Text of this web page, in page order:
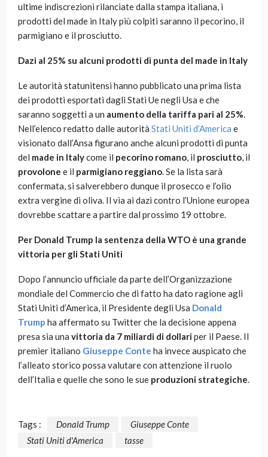
ultime indiscrezioni rilanciate dalla stampa italiana, i
prodotti del made in Italy più colpiti saranno il pecorino, il
parmigiano e il prosciutto.
Dazi al 25% su alcuni prodotti di punta del made in Italy
Le autorità statunitensi hanno pubblicato una prima lista
dei prodotti esportati dagli Stati Ue negli Usa e che
saranno soggetti a un aumento della tariffa pari al 25%.
Nell’elenco redatto dalle autorità Stati Uniti d’America e
visionato dall’Ansa figurano anche alcuni prodotti di punta
del made in Italycome il pecorino romano, il prosciutto, il
provolone e il parmigiano reggiano. Se la lista sarà
confermata, si salverebbero dunque il prosecco e l’olio
extra vergine di oliva. Il via ai dazi contro l’Unione europea
dovrebbe scattare a partire dal prossimo 19 ottobre.
Per Donald Trump la sentenza della WTO è una grande
vittoria per gli Stati Uniti
Dopo l’annuncio ufficiale da parte dell’Organizzazione
mondiale del Commercio che di fatto ha dato ragione agli
Stati Uniti d’America, il Presidente degli Usa Donald
Trump ha affermato su Twitter che la decisione appena
presa sia una vittoria da 7 miliardi di dollariper il Paese. Il
premier italiano Giuseppe Conte ha invece auspicato che
l’alleato storico possa valutare con attenzione il ruolo
dell’Italia e quelle che sono le sue produzioni strategiche.
Tags : Donald Trump
Giuseppe Conte
Stati Uniti d'America
tasse